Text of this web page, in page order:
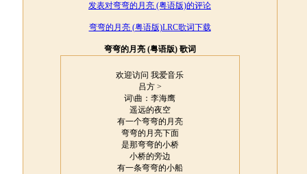
发表对弯弯的月亮 (粤语版)的评论
弯弯的月亮 (粤语版)LRC歌词下载
弯弯的月亮 (粤语版) 歌词
欢迎访问 我爱音乐
吕方 >
词\曲：李海鹰
遥远的夜空
有一个弯弯的月亮
弯弯的月亮下面
是那弯弯的小桥
小桥的旁边
有一条弯弯的小船